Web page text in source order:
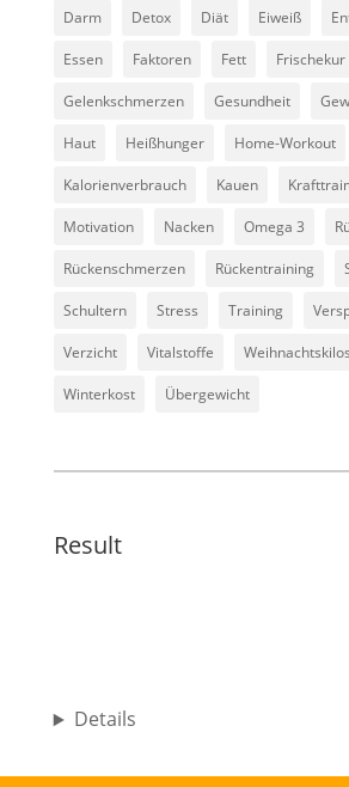
Darm Detox Diät Eiweiß
Essen Faktoren Fett Frischekur
Gelenkschmerzen Gesundheit
Haut Heißhunger Home-Workout
Kalorienverbrauch Kauen
Motivation Nacken Omega 3
Rückenschmerzen Rückentraining
Schultern Stress Training
Verzicht Vitalstoffe Weihnachtskilos
Winterkost Übergewicht
Result
Details